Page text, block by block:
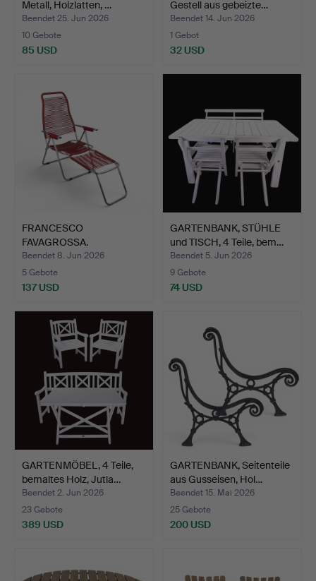
Metall, Holzlatten, …
Beendet 25. Jun 2026
10 Gebote
85 USD
Gestell aus gebeizte…
Beendet 14. Jun 2026
1 Gebot
32 USD
FRANCESCO
FAVAGROSSA.
Sonnenliege, "Spaghe…
Beendet 8. Jun 2026
5 Gebote
137 USD
GARTENBANK, STÜHLE
und TISCH, 4 Teile, bem…
Beendet 5. Jun 2026
9 Gebote
74 USD
GARTENMÖBEL, 4 Teile,
bemaltes Holz, Jutla…
Beendet 2. Jun 2026
23 Gebote
389 USD
GARTENBANK, Seitenteile
aus Gusseisen, Hol…
Beendet 15. Mai 2026
25 Gebote
200 USD